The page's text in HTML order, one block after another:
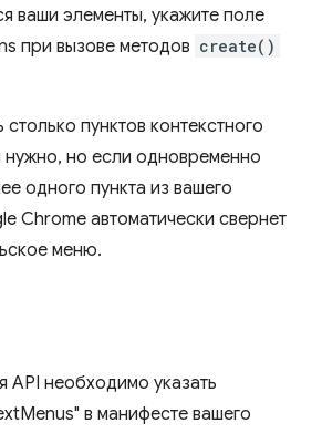
ваши элементы, укажите поле
при вызове методов create()
пунктов контекстного
но если одновременно
одного пункта из вашего
Chrome автоматически свернет
меню.
API необходимо указать
в манифесте вашего